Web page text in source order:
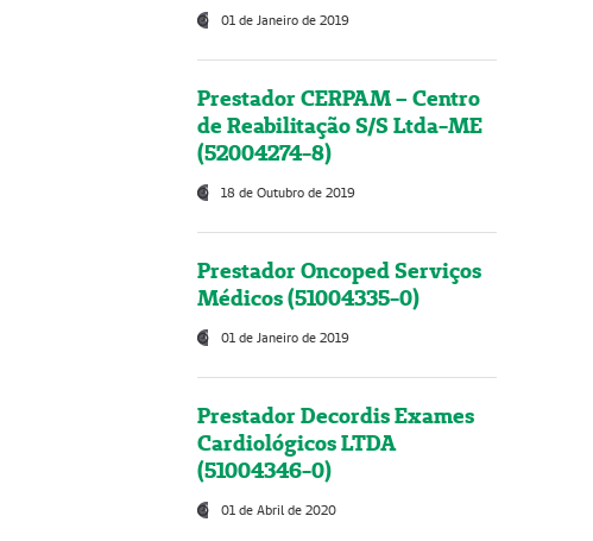
01 de Janeiro de 2019
Prestador CERPAM – Centro
de Reabilitação S/S Ltda-ME
(52004274-8)
18 de Outubro de 2019
Prestador Oncoped Serviços
Médicos (51004335-0)
01 de Janeiro de 2019
Prestador Decordis Exames
Cardiológicos LTDA
(51004346-0)
01 de Abril de 2020